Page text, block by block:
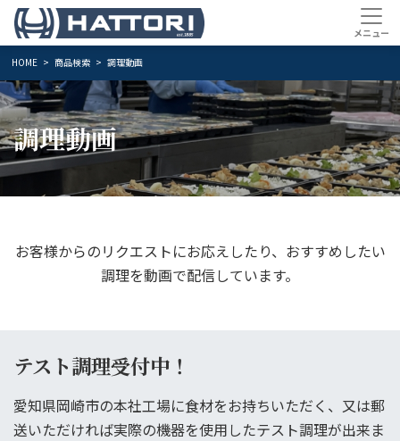
HOME 商品検索 調理動画
調理動画
お客様からのリクエストにお応えしたり、おすすめしたい
調理を動画で配信しています。
テスト調理受付中！
愛知県岡崎市の本社工場に食材をお持ちいただく、又は郵
送いただければ実際の機器を使用したテスト調理が出来ま